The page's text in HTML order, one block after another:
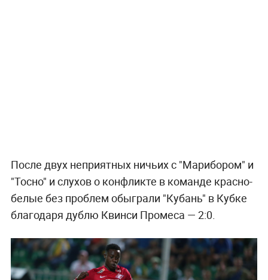
После двух неприятных ничьих с "Марибором" и
"Тосно" и слухов о конфликте в команде красно-
белые без проблем обыграли "Кубань" в Кубке
благодаря дублю Квинси Промеса — 2:0.